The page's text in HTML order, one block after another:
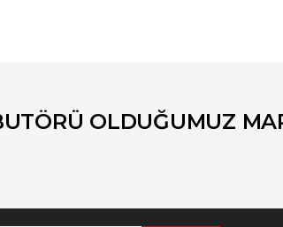
Yorum Yaz
OLDUĞUMUZ